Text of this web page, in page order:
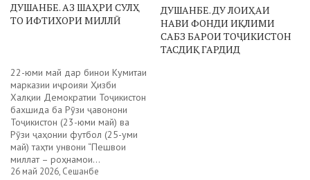
ДУШАНБЕ. АЗ ШАҲРИ СУЛҲ
ТО ИФТИХОРИ МИЛЛӢ
ДУШАНБЕ. ДУ ЛОИҲАИ
НАВИ ФОНДИ ИҚЛИМИ
САБЗ БАРОИ ТОҶИКИСТОН
ТАСДИҚ ГАРДИД
22-юми май дар бинои Кумитаи
марказии иҷроияи Ҳизби
Халқии Демократии Тоҷикистон
бахшида ба Рӯзи ҷавонони
Тоҷикистон (23-юми май) ва
Рӯзи ҷаҳонии футбол (25-уми
май) таҳти унвони “Пешвои
миллат – роҳнамои...
26 май 2026, Сешанбе